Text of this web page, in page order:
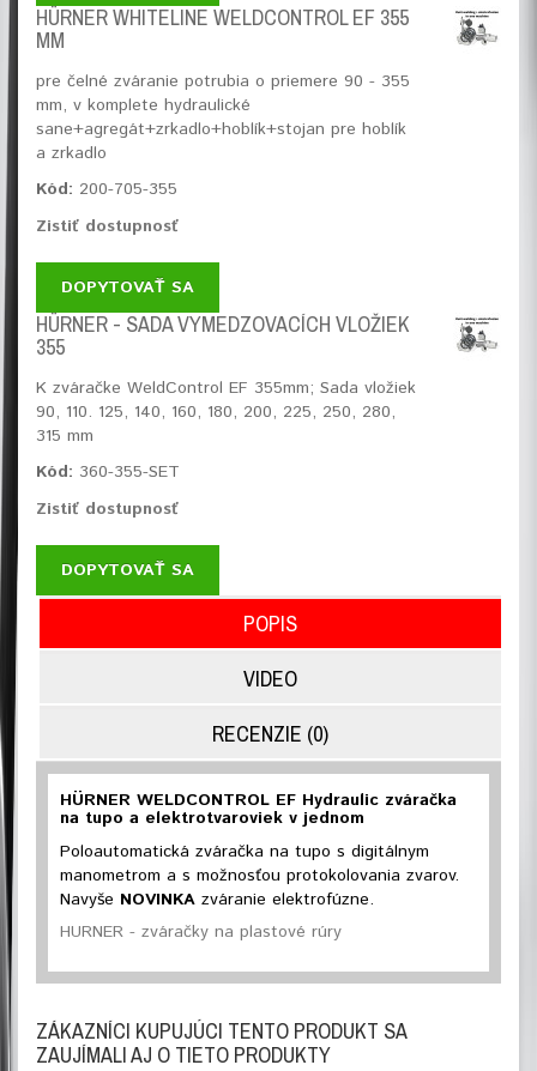
HÜRNER WHITELINE WELDCONTROL EF 355
MM
pre čelné zváranie potrubia o priemere 90 - 355
mm, v komplete hydraulické
sane+agregát+zrkadlo+hoblík+stojan pre hoblík
a zrkadlo
Kód: 200-705-355
Zistiť dostupnosť
DOPYTOVAŤ SA
HÜRNER - SADA VYMEDZOVACÍCH VLOŽIEK
355
K zváračke WeldControl EF 355mm; Sada vložiek
90, 110. 125, 140, 160, 180, 200, 225, 250, 280,
315 mm
Kód: 360-355-SET
Zistiť dostupnosť
DOPYTOVAŤ SA
POPIS
VIDEO
RECENZIE (0)
HÜRNER WELDCONTROL EF Hydraulic zváračka
na tupo a elektrotvaroviek v jednom
Poloautomatická zváračka na tupo s digitálnym
manometrom a s možnosťou protokolovania zvarov.
Navyše NOVINKA zváranie elektrofúzne.
HURNER - zváračky na plastové rúry
ZÁKAZNÍCI KUPUJÚCI TENTO PRODUKT SA
ZAUJÍMALI AJ O TIETO PRODUKTY